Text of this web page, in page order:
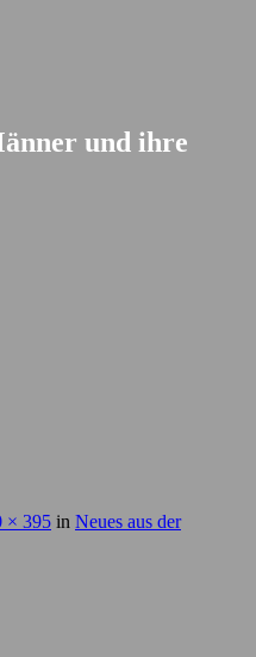
und ihre
× 395 in Neues aus der